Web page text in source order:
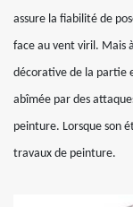
assure la fiabilité de
face au vent viril. Mais
décorative de la partie
abîmée par des
peinture. Lorsque son
travaux de peinture.